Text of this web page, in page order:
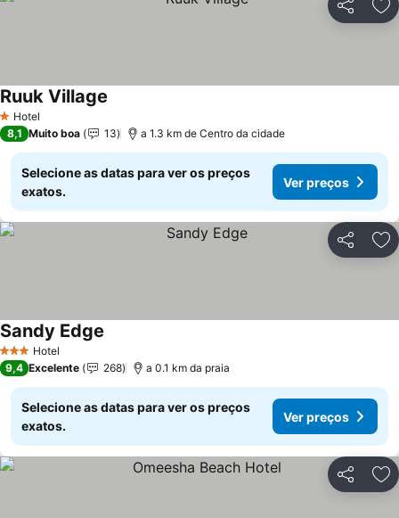
Partilhar
1 Estrelas
Hotel
Ruuk Village
8,1 Muito boa 13 a 1.3 km de Centro da cidade
Selecione as datas para ver os preços
exatos.
Ver preços
Partilhar
3 EstrelasHotel
Sandy Edge
9,4 Excelente 268 a 0.1 km da praia
Selecione as datas para ver os preços
exatos.
Ver preços
Partilhar